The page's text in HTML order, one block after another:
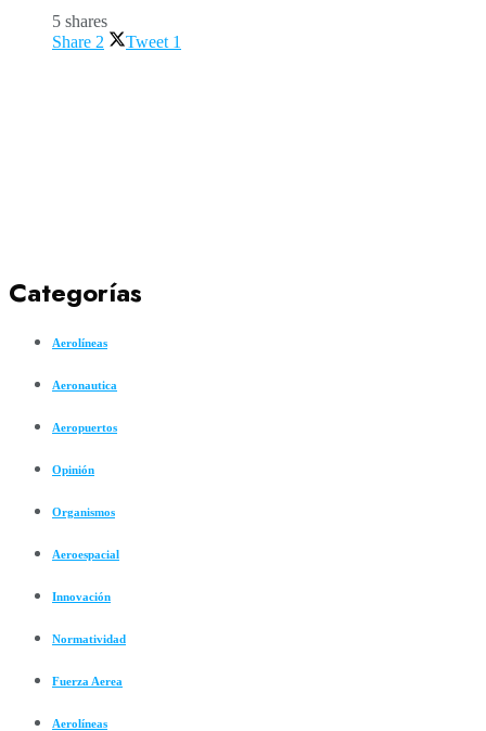
5 shares
Share 2 Tweet 1
Categorías
Aerolíneas
Aeronautica
Aeropuertos
Opinión
Organismos
Aeroespacial
Innovación
Normatividad
Fuerza Aerea
Aerolíneas